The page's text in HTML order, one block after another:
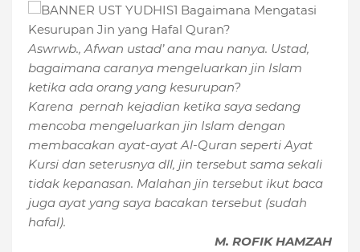
Aswrwb., Afwan ustad’ ana mau nanya. Ustad,
bagaimana caranya mengeluarkan jin Islam
ketika ada orang yang kesurupan?
Karena pernah kejadian ketika saya sedang
mencoba mengeluarkan jin Islam dengan
membacakan ayat-ayat Al-Quran seperti Ayat
Kursi dan seterusnya dll, jin tersebut sama sekali
tidak kepanasan. Malahan jin tersebut ikut baca
juga ayat yang saya bacakan tersebut (sudah
hafal).
M. ROFIK HAMZAH